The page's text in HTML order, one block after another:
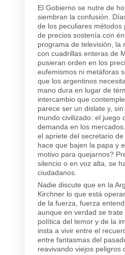
El Gobierno se nutre de
siembran la confusión.
de los peculiares métodos
de precios sostenía con
programa de televisión, la
con cuadrillas enteras de
pusieran orden en los
eufemismos ni metáforas
que los argentinos
mano dura en lugar de
intercambio que
parece ser un dislate y,
mundo civilizado: el juego
demanda en los
el apriete del secretario
hace que bajen la papa y
motivo para quejarnos?
silencio o en voz alta, se
ciudadanos.
Nadie discute que en la
Kirchner lo que está
de la fuerza, fuerza
aunque en verdad se
política del temor y de la
insta a vivir entre el
entre fantasmas del
reavivando viejos peligros